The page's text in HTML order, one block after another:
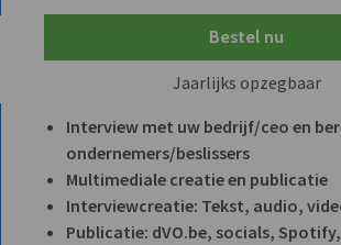
Bestel nu
Jaarlijks opzegbaar
Interview met uw bedrijf/ceo en
ondernemers/beslissers
Multimediale creatie en publicatie
Interviewcreatie: Tekst, audio,
Publicatie: dVO.be, socials,